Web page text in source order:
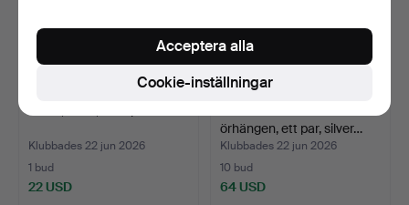
Klubbades 22 jun 2026
1 bud
22 USD
örhängen, ett par, silver…
Klubbades 22 jun 2026
10 bud
64 USD
Cookie-inställningar
Acceptera alla